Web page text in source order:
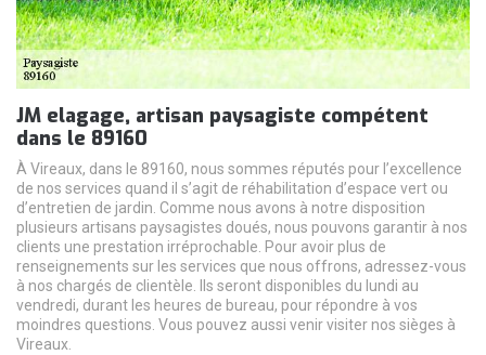
JM elagage, artisan paysagiste compétent
dans le 89160
À Vireaux, dans le 89160, nous sommes réputés pour l’excellence
de nos services quand il s’agit de réhabilitation d’espace vert ou
d’entretien de jardin. Comme nous avons à notre disposition
plusieurs artisans paysagistes doués, nous pouvons garantir à nos
clients une prestation irréprochable. Pour avoir plus de
renseignements sur les services que nous offrons, adressez-vous
à nos chargés de clientèle. Ils seront disponibles du lundi au
vendredi, durant les heures de bureau, pour répondre à vos
moindres questions. Vous pouvez aussi venir visiter nos sièges à
Vireaux.